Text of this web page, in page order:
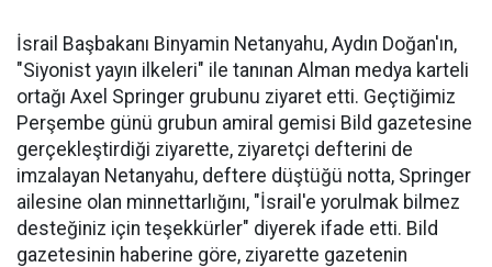
İsrail Başbakanı Binyamin Netanyahu, Aydın Doğan'ın,
"Siyonist yayın ilkeleri" ile tanınan Alman medya karteli
ortağı Axel Springer grubunu ziyaret etti. Geçtiğimiz
Perşembe günü grubun amiral gemisi Bild gazetesine
gerçekleştirdiği ziyarette, ziyaretçi defterini de
imzalayan Netanyahu, deftere düştüğü notta, Springer
ailesine olan minnettarlığını, "İsrail'e yorulmak bilmez
desteğiniz için teşekkürler" diyerek ifade etti. Bild
gazetesinin haberine göre, ziyarette gazetenin